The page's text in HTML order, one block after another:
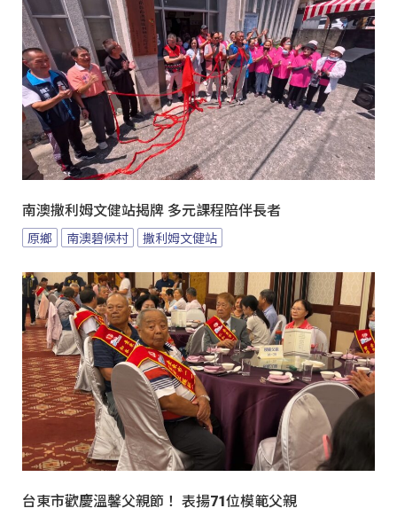
南澳撒利姆文健站揭牌 多元課程陪伴長者
原鄉 南澳碧候村 撒利姆文健站
台東市歡慶溫馨父親節！ 表揚71位模範父親